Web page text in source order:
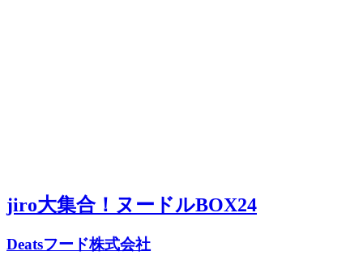
jiro大集合！ヌードルBOX24
Deatsフード株式会社